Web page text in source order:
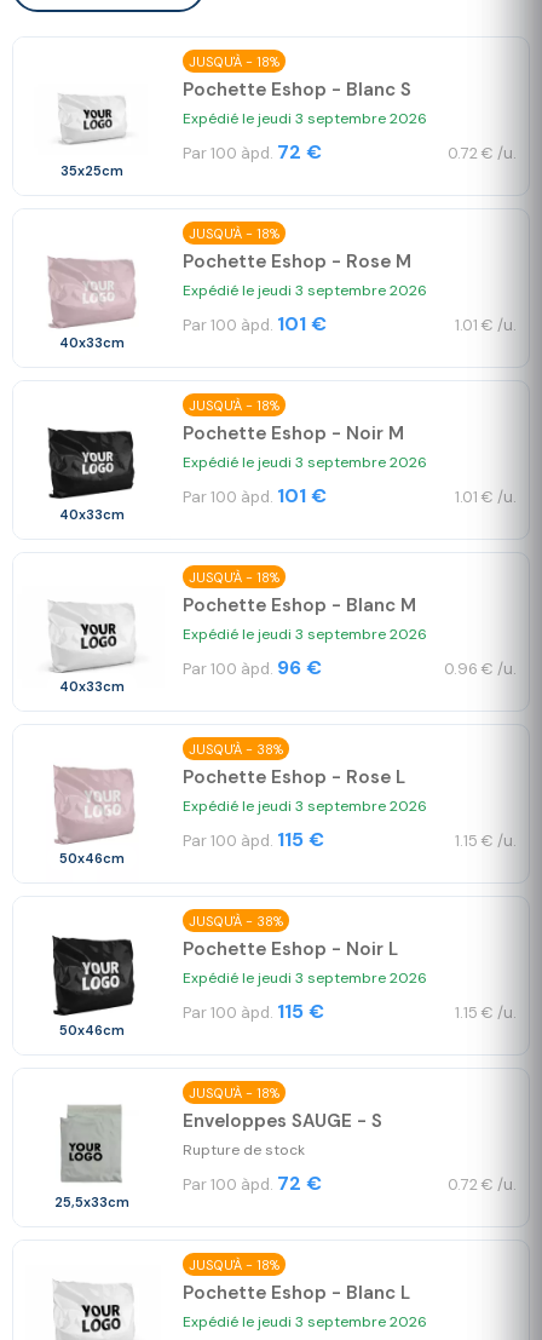
35x25cm
JUSQU'À - 18%
Pochette Eshop - Blanc S
Expédié le jeudi 3 septembre 2026
Par 100 àpd. 72 € 0.72 € /u.
40x33cm
JUSQU'À - 18%
Pochette Eshop - Rose M
Expédié le jeudi 3 septembre 2026
Par 100 àpd. 101 € 1.01 € /u.
40x33cm
JUSQU'À - 18%
Pochette Eshop - Noir M
Expédié le jeudi 3 septembre 2026
Par 100 àpd. 101 € 1.01 € /u.
40x33cm
JUSQU'À - 18%
Pochette Eshop - Blanc M
Expédié le jeudi 3 septembre 2026
Par 100 àpd. 96 € 0.96 € /u.
50x46cm
JUSQU'À - 38%
Pochette Eshop - Rose L
Expédié le jeudi 3 septembre 2026
Par 100 àpd. 115 € 1.15 € /u.
50x46cm
JUSQU'À - 38%
Pochette Eshop - Noir L
Expédié le jeudi 3 septembre 2026
Par 100 àpd. 115 € 1.15 € /u.
25,5x33cm
JUSQU'À - 18%
Enveloppes SAUGE - S
Rupture de stock
Par 100 àpd. 72 € 0.72 € /u.
JUSQU'À - 18%
Pochette Eshop - Blanc L
Expédié le jeudi 3 septembre 2026